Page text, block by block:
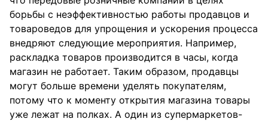
борьбы с неэффективностью работы продавцов и
товароведов для упрощения и ускорения процесса
внедряют следующие мероприятия. Например,
раскладка товаров производится в часы, когда
магазин не работает. Таким образом, продавцы
могут больше времени уделять покупателям,
потому что к моменту открытия магазина товары
уже лежат на полках. А один из супермаркетов-